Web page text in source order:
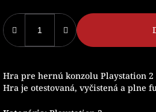
Hra pre hernú konzolu Playstation 2
Hra je otestovaná, vyčistená a plne